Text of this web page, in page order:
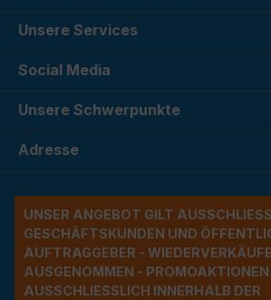
Unsere Services
Social Media
Unsere Schwerpunkte
Adresse
UNSER ANGEBOT GILT
ESCHÄFTSKUNDEN UND
UFTRAGGEBER -
USGENOMMEN - PROMOAKTIONEN
USSCHLIESSLICH INNERHALB DER BU